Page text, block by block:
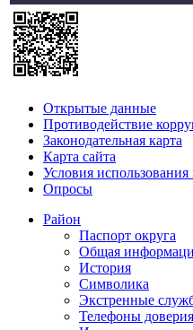
Открытые данные
Противодействие
Законодательная карта
Карта сайта
Условия использования
Опросы
Район
Паспорт округа
Общая
История
Символика
Экстренные
Телефоны доверия